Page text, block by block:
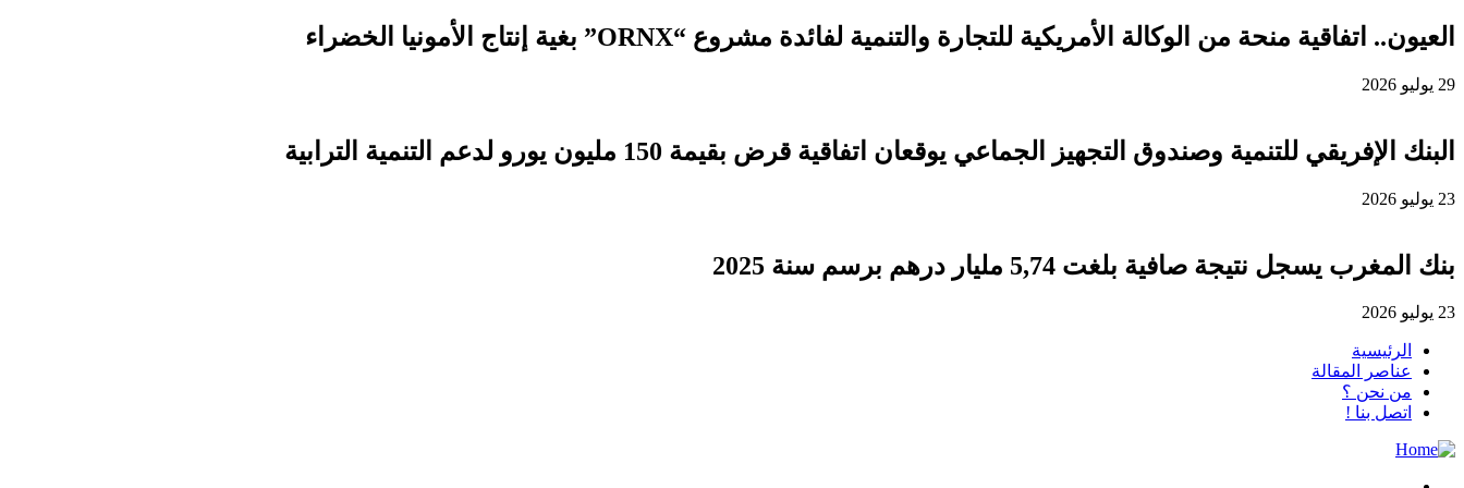
العيون.. اتفاقية منحة من الوكالة الأمريكية للتجارة والتنمية لفائدة مشروع “ORNX” بغية إنتاج الأمونيا الخضراء
29 يوليو 2026
البنك الإفريقي للتنمية وصندوق التجهيز الجماعي يوقعان اتفاقية قرض بقيمة 150 مليون يورو لدعم التنمية الترابية
23 يوليو 2026
بنك المغرب يسجل نتيجة صافية بلغت 5,74 مليار درهم برسم سنة 2025
23 يوليو 2026
الرئيسية
عناصر المقالة
من نحن ؟
اتصل بنا !